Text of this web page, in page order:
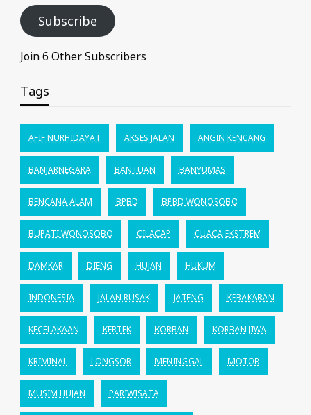
Subscribe
Join 6 Other Subscribers
Tags
AFIF NURHIDAYAT AKSES JALAN ANGIN KENCANG
BANJARNEGARA BANTUAN BANYUMAS
BENCANA ALAM BPBD BPBD WONOSOBO
BUPATI WONOSOBO CILACAP CUACA EKSTREM
DAMKAR DIENG HUJAN HUKUM
INDONESIA JALAN RUSAK JATENG KEBAKARAN
KECELAKAAN KERTEK KORBAN KORBAN JIWA
KRIMINAL LONGSOR MENINGGAL MOTOR
MUSIM HUJAN PARIWISATA